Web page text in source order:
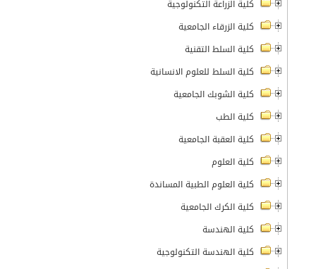
كلية الزراعة التكنولوجية
كلية الزرقاء الجامعية
كلية السلط التقنية
كلية السلط للعلوم الانسانية
كلية الشوبك الجامعية
كلية الطب
كلية العقبة الجامعية
كلية العلوم
كلية العلوم الطبية المساندة
كلية الكرك الجامعية
كلية الهندسة
كلية الهندسة التكنولوجية